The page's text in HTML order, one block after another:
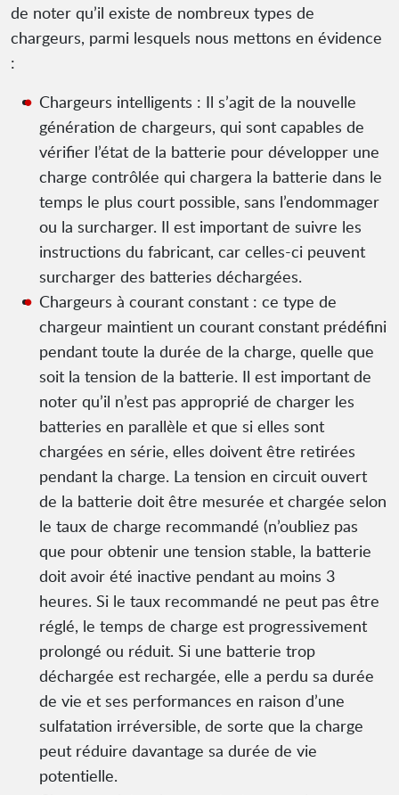
de noter qu’il existe de nombreux types de
chargeurs, parmi lesquels nous mettons en évidence
:
Chargeurs intelligents : Il s’agit de la nouvelle
génération de chargeurs, qui sont capables de
vérifier l’état de la batterie pour développer une
charge contrôlée qui chargera la batterie dans le
temps le plus court possible, sans l’endommager
ou la surcharger. Il est important de suivre les
instructions du fabricant, car celles-ci peuvent
surcharger des batteries déchargées.
Chargeurs à courant constant : ce type de
chargeur maintient un courant constant prédéfini
pendant toute la durée de la charge, quelle que
soit la tension de la batterie. Il est important de
noter qu’il n’est pas approprié de charger les
batteries en parallèle et que si elles sont
chargées en série, elles doivent être retirées
pendant la charge. La tension en circuit ouvert
de la batterie doit être mesurée et chargée selon
le taux de charge recommandé (n’oubliez pas
que pour obtenir une tension stable, la batterie
doit avoir été inactive pendant au moins 3
heures. Si le taux recommandé ne peut pas être
réglé, le temps de charge est progressivement
prolongé ou réduit. Si une batterie trop
déchargée est rechargée, elle a perdu sa durée
de vie et ses performances en raison d’une
sulfatation irréversible, de sorte que la charge
peut réduire davantage sa durée de vie
potentielle.